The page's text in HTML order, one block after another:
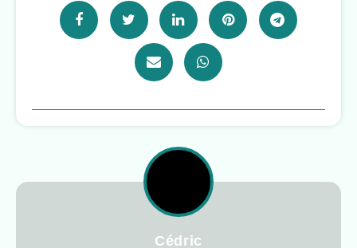
Cédric